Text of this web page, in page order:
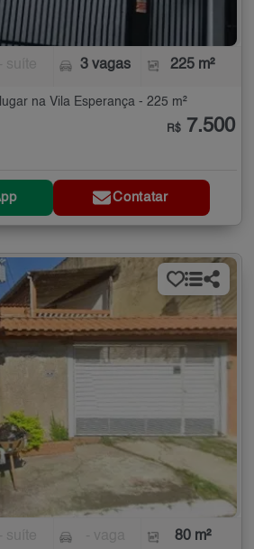
3 vagas 225 m²
na Vila Esperança - 225 m²
R$ 7.500
Contatar
80 m²